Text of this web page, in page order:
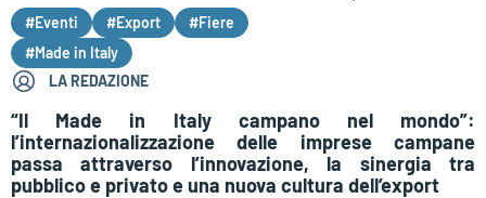
#Eventi
#Export
#Fiere
#Made in Italy
LA REDAZIONE
“Il Made in Italy campano nel mondo”:
l’internazionalizzazione delle imprese campane
passa attraverso l’innovazione, la sinergia tra
pubblico e privato e una nuova cultura dell’export